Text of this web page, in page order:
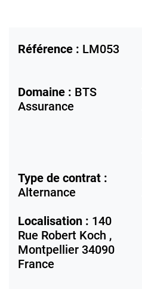
Référence : LM053
Domaine : BTS
Assurance
Type de contrat :
Alternance
Localisation : 140
Rue Robert Koch ,
Montpellier 34090
France